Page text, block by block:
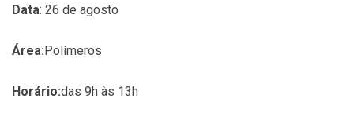
Data: 26 de agosto
Área:Polímeros
Horário:das 9h às 13h